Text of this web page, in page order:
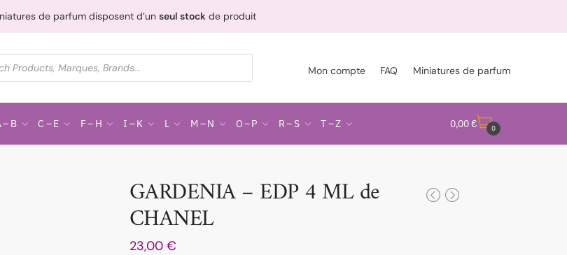
de parfum disposent d’un seul stock de produit
Mon compte FAQ Miniatures de parfum
– B C – E F – H I – K L M – N O – P R – S T – Z 0,00 € 0
GARDENIA – EDP 4 ML de
CHANEL
23,00 €